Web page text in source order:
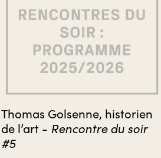
Thomas Golsenne, historien
de l’art - Rencontre du soir
#5